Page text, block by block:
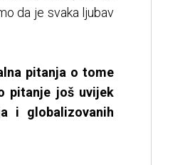
da je svaka ljubav
pitanja o tome
pitanje još uvijek
i globalizovanih